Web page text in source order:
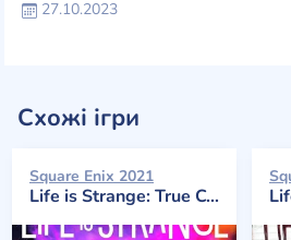
27.10.2023
Схожі ігри
Square Enix 2021
Life is Strange: True Colors Life